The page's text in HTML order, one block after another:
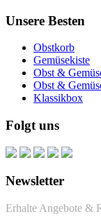
Unsere Besten
Obstkorb
Gemüsekiste
Obst &
Obst &
Klassikbox
Folgt uns
Newsletter
Erhalte Angebote &